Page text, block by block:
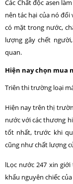
Các Chất độc asen
nên tác hại của nó
có mặt trong nước,
lượng gây chết
quan.
Hiện nay chọn mua
Triên thi trường loại
Hiện nay trên thị
nước với các thương
tốt nhất, trước khi
cũng như chất lượng
lLọc nước 247 xin
khẩu nguyên chiếc